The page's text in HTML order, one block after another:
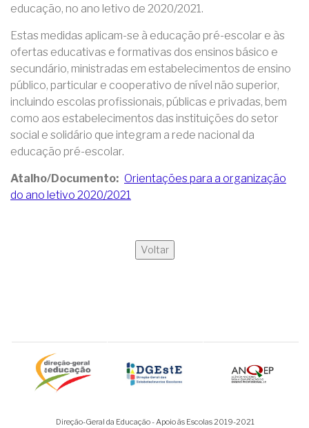
educação, no ano letivo de 2020/2021.
Estas medidas aplicam-se à educação pré-escolar e às
ofertas educativas e formativas dos ensinos básico e
secundário, ministradas em estabelecimentos de ensino
público, particular e cooperativo de nível não superior,
incluindo escolas profissionais, públicas e privadas, bem
como aos estabelecimentos das instituições do setor
social e solidário que integram a rede nacional da
educação pré-escolar.
Atalho/Documento
Orientações para a organização
do ano letivo 2020/2021
Voltar
Direção-Geral da Educação - Apoio às Escolas 2019-2021